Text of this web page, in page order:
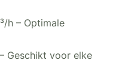
h – Optimale
Geschikt voor elke